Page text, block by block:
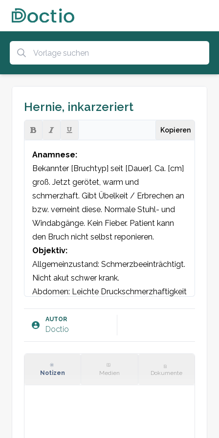
Hernie, inkarzeriert
Kopieren
Anamnese:
Bekannter [Bruchtyp] seit [Dauer]. Ca. [cm]
groß. Jetzt gerötet, warm und
schmerzhaft. Gibt Übelkeit / Erbrechen an
bzw. verneint diese. Normale Stuhl- und
Windabgänge. Kein Fieber. Patient kann
den Bruch nicht selbst reponieren.
Objektiv:
Allgemeinzustand: Schmerzbeeinträchtigt.
Nicht akut schwer krank.
Abdomen: Leichte Druckschmerzhaftigkeit
Peritonealreiz.
An [Lokalisation] ist ein [xx] cm großer
[xx] cm. Irreponibel. Erythematös. Keine
AUTOR
Doctio
Notizen Medien Dokumente